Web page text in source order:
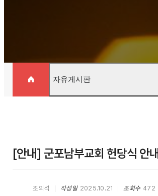
자유게시판
[안내] 군포남부교회 헌당식 안내
조의석 작성일 2025.10.21 조회수 472